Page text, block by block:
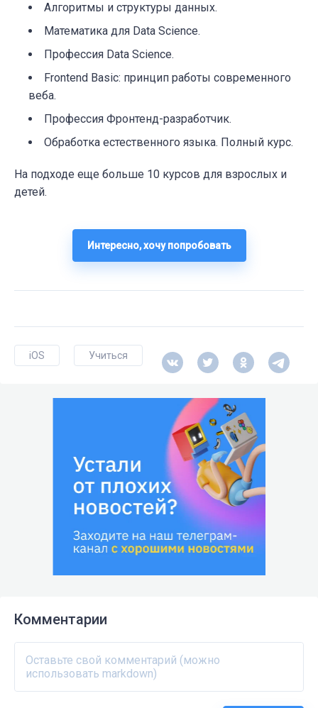
Алгоритмы и структуры данных.
Математика для Data Science.
Профессия Data Science.
Frontend Basic: принцип работы современного
веба.
Профессия Фронтенд-разработчик.
Обработка естественного языка. Полный курс.
На подходе еще больше 10 курсов для взрослых и
детей.
Интересно, хочу попробовать
iOS Учиться
Комментарии